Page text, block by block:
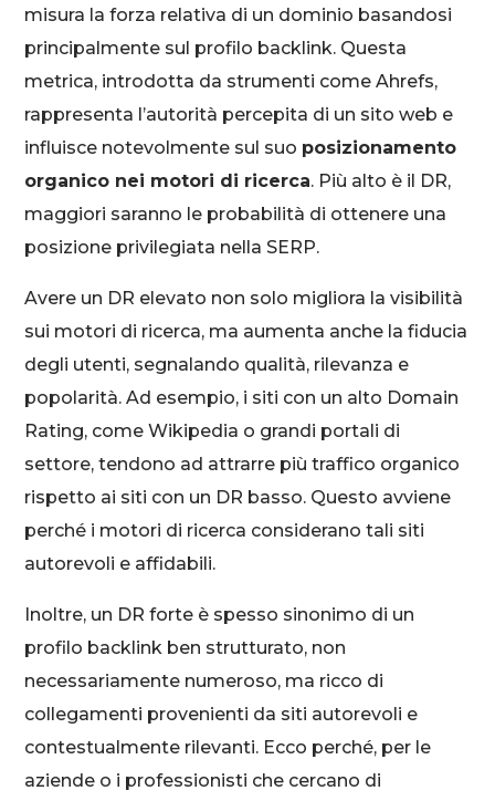
misura la forza relativa di un dominio basandosi
principalmente sul profilo backlink. Questa
metrica, introdotta da strumenti come Ahrefs,
rappresenta l’autorità percepita di un sito web e
influisce notevolmente sul suo posizionamento
organico nei motori di ricerca. Più alto è il DR,
maggiori saranno le probabilità di ottenere una
posizione privilegiata nella SERP.
Avere un DR elevato non solo migliora la visibilità
sui motori di ricerca, ma aumenta anche la fiducia
degli utenti, segnalando qualità, rilevanza e
popolarità. Ad esempio, i siti con un alto Domain
Rating, come Wikipedia o grandi portali di
settore, tendono ad attrarre più traffico organico
rispetto ai siti con un DR basso. Questo avviene
perché i motori di ricerca considerano tali siti
autorevoli e affidabili.
Inoltre, un DR forte è spesso sinonimo di un
profilo backlink ben strutturato, non
necessariamente numeroso, ma ricco di
collegamenti provenienti da siti autorevoli e
contestualmente rilevanti. Ecco perché, per le
aziende o i professionisti che cercano di